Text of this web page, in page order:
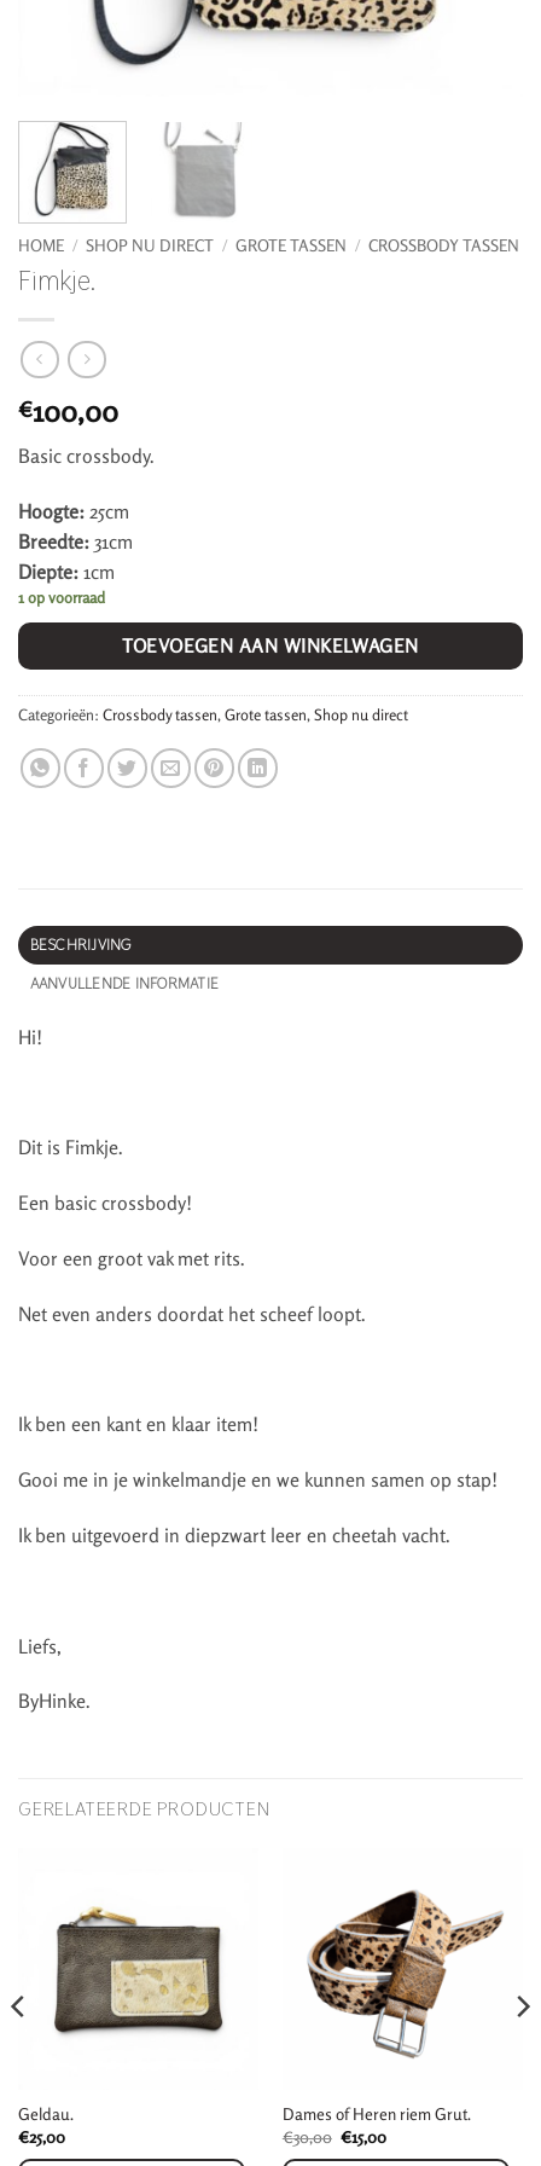
HOME / SHOP NU DIRECT / GROTE TASSEN / CROSSBODY TASSEN
Fimkje.
€100,00
Basic crossbody.
Hoogte: 25cm
Breedte: 31cm
Diepte: 1cm
1 op voorraad
TOEVOEGEN AAN WINKELWAGEN
Categorieën: Crossbody tassen, Grote tassen, Shop nu direct
BESCHRIJVING
AANVULLENDE INFORMATIE
Hi!
Dit is Fimkje.
Een basic crossbody!
Voor een groot vak met rits.
Net even anders doordat het scheef loopt.
Ik ben een kant en klaar item!
Gooi me in je winkelmandje en we kunnen samen op stap!
Ik ben uitgevoerd in diepzwart leer en cheetah vacht.
Liefs,
ByHinke.
GERELATEERDE PRODUCTEN
Geldau.
€25,00
Dames of Heren riem Grut.
€30,00 Oorspronkelijke
prijs
€15,00Huidige